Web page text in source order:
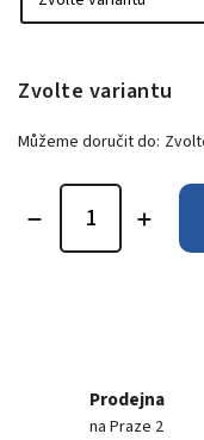
Zvolte variantu
Můžeme doručit do:
Prodejna
na Praze 2